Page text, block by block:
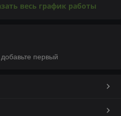
весь график работы
первый